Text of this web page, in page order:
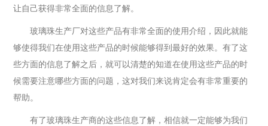
让自己获得非常全面的信息了解。
玻璃珠生产厂对这些产品有非常全面的使用介绍，因此就能
够使得我们在使用这些产品的时候能够得到最好的效果。有了这
些方面的信息了解之后，就可以清楚的知道在使用这些产品的时
候需要注意哪些方面的问题，这对我们来说肯定会有非常重要的
帮助。
有了玻璃珠生产商的这些信息了解，相信就一定能够为我们